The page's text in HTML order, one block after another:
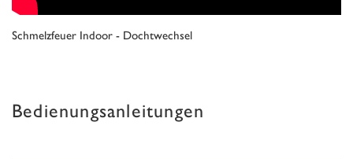
Schmelzfeuer Indoor - Dochtwechsel
Bedienungsanleitungen